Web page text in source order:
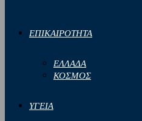
ΕΠΙΚΑΙΡΟΤΗΤΑ
ΕΛΛΑΔΑ
ΚΟΣΜΟΣ
ΥΓΕΙΑ